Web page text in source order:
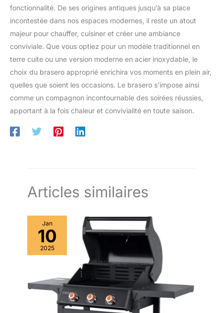
fonctionnalité. De ses origines antiques jusqu’à sa place
incontestée dans nos espaces modernes, il reste un atout
majeur pour chauffer, cuisiner et créer une ambiance
conviviale. Que vous optiez pour un modèle traditionnel en
terre cuite ou une version moderne en acier inoxydable, le
choix du brasero approprié enrichira vos moments en plein air,
quelles que soient les occasions. Le brasero s’impose ainsi
comme un compagnon incontournable des soirées réussies,
apportant à la fois chaleur et convivialité en toute saison.
Articles similaires
Jan
10
2025